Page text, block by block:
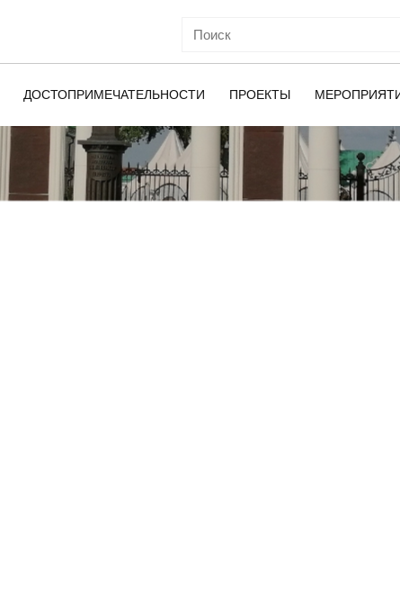
ДОСТОПРИМЕЧАТЕЛЬНОСТИ ПРОЕКТЫ